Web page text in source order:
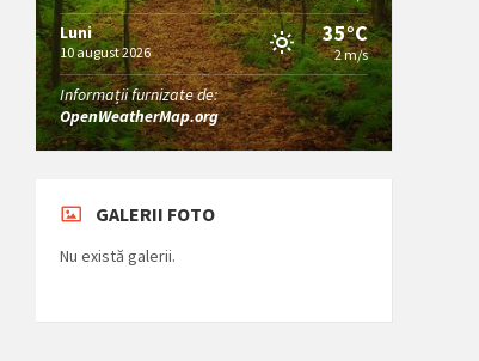
Luni
10 august 2026
35°C
2 m/s
Informații furnizate de:
OpenWeatherMap.org
GALERII FOTO
Nu există galerii.